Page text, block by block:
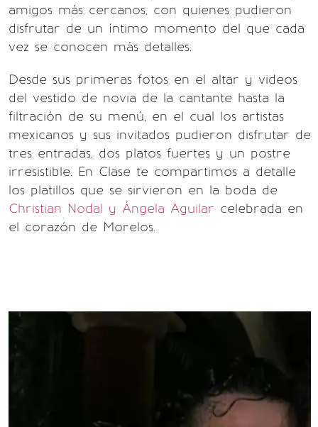
amigos más cercanos, con quienes pudieron
disfrutar de un íntimo momento del que cada
vez se conocen más detalles.
Desde sus primeras fotos en el altar y videos
del vestido de novia de la cantante hasta la
filtración de su menú, en el cual los artistas
mexicanos y sus invitados pudieron disfrutar de
tres entradas, dos platos fuertes y un postre
irresistible. En Clase te compartimos a detalle
los platillos que se sirvieron en la boda de
Christian Nodal y Ángela Aguilar celebrada en
el corazón de Morelos.